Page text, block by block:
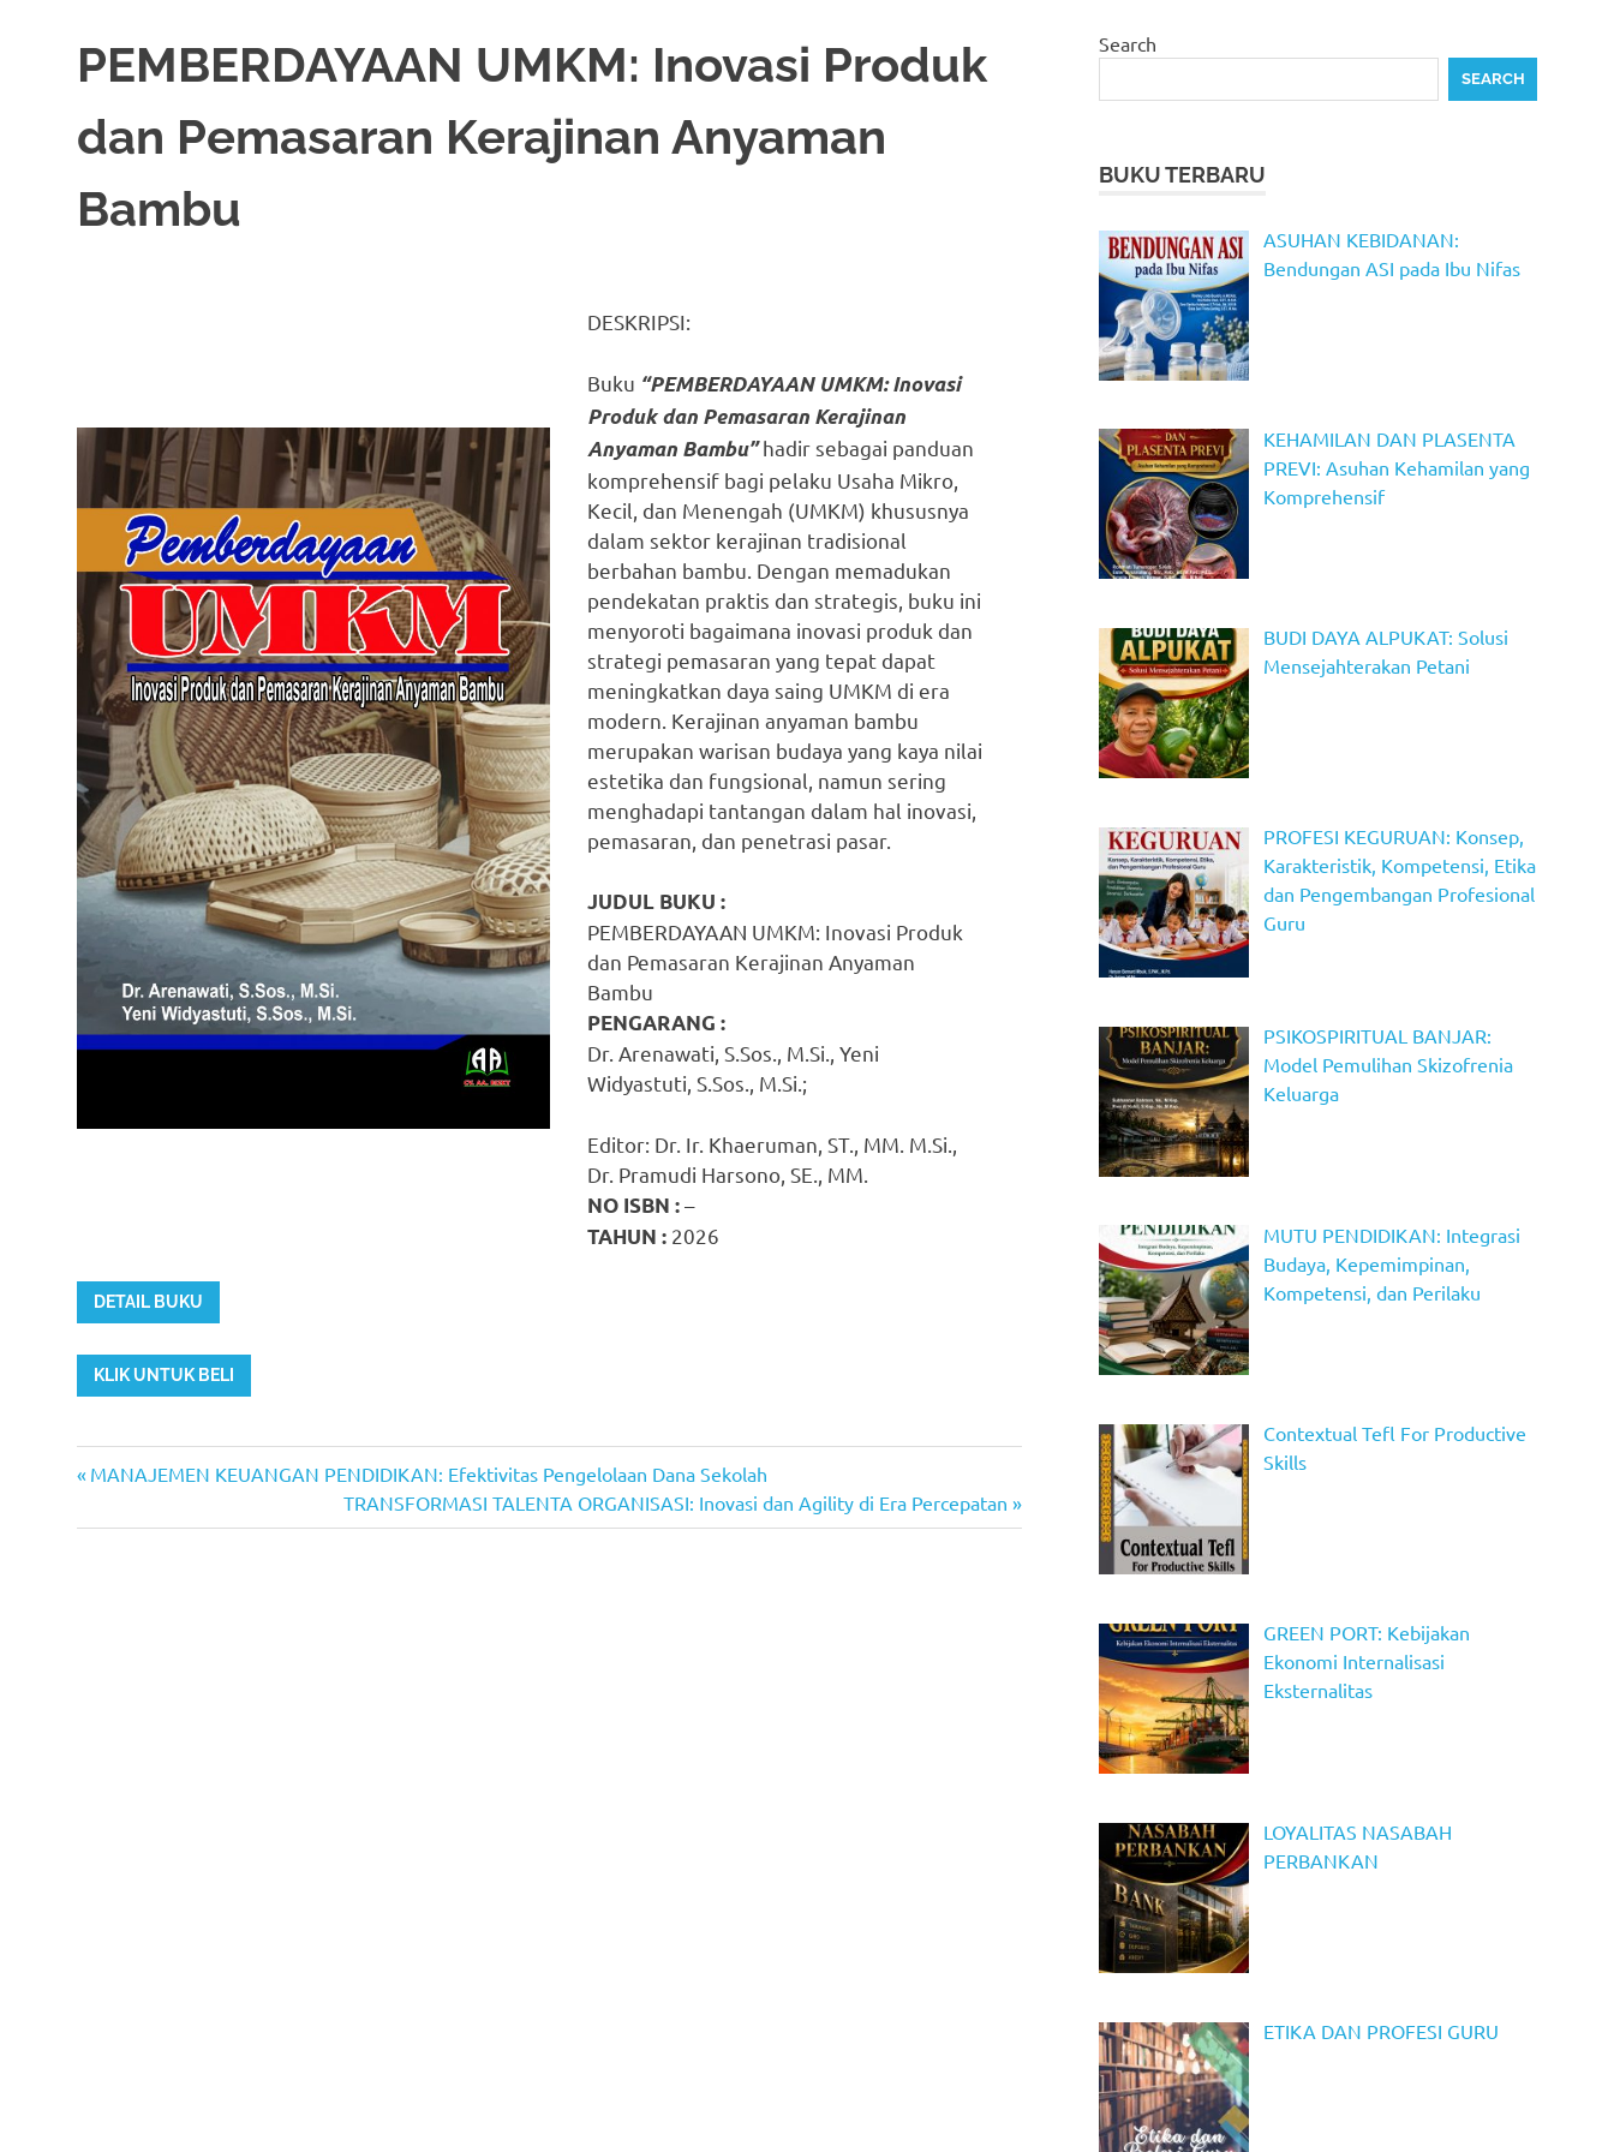
PEMBERDAYAAN UMKM: Inovasi Produk
dan Pemasaran Kerajinan Anyaman
Bambu
DESKRIPSI:
Buku “PEMBERDAYAAN UMKM: Inovasi
Produk dan Pemasaran Kerajinan
Anyaman Bambu”hadir sebagai panduan
komprehensif bagi pelaku Usaha Mikro,
Kecil, dan Menengah (UMKM) khususnya
dalam sektor kerajinan tradisional
berbahan bambu. Dengan memadukan
pendekatan praktis dan strategis, buku ini
menyoroti bagaimana inovasi produk dan
strategi pemasaran yang tepat dapat
meningkatkan daya saing UMKM di era
modern. Kerajinan anyaman bambu
merupakan warisan budaya yang kaya nilai
estetika dan fungsional, namun sering
menghadapi tantangan dalam hal inovasi,
pemasaran, dan penetrasi pasar.
JUDUL BUKU :
PEMBERDAYAAN UMKM: Inovasi Produk
dan Pemasaran Kerajinan Anyaman
Bambu
PENGARANG :
Dr. Arenawati, S.Sos., M.Si., Yeni
Widyastuti, S.Sos., M.Si.;
Editor: Dr. Ir. Khaeruman, ST., MM. M.Si.,
Dr. Pramudi Harsono, SE., MM.
NO ISBN :–
TAHUN : 2026
DETAIL BUKU
KLIK UNTUK BELI
Post
navigation
Previous
MANAJEMEN KEUANGAN PENDIDIKAN: Efektivitas Pengelolaan Dana Sekolah
Next
Post:
TRANSFORMASI TALENTA ORGANISASI: Inovasi dan Agility di Era Percepatan
Search
SEARCH
BUKU TERBARU
ASUHAN KEBIDANAN:
Bendungan ASI pada Ibu Nifas
KEHAMILAN DAN PLASENTA
PREVI: Asuhan Kehamilan yang
Komprehensif
BUDI DAYA ALPUKAT: Solusi
Mensejahterakan Petani
PROFESI KEGURUAN: Konsep,
Karakteristik, Kompetensi, Etika
dan Pengembangan Profesional
Guru
PSIKOSPIRITUAL BANJAR:
Model Pemulihan Skizofrenia
Keluarga
MUTU PENDIDIKAN: Integrasi
Budaya, Kepemimpinan,
Kompetensi, dan Perilaku
Contextual Tefl For Productive
Skills
GREEN PORT: Kebijakan
Ekonomi Internalisasi
Eksternalitas
LOYALITAS NASABAH
PERBANKAN
ETIKA DAN PROFESI GURU